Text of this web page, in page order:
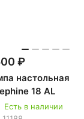
₽
настольная
18 AL
Есть в наличии